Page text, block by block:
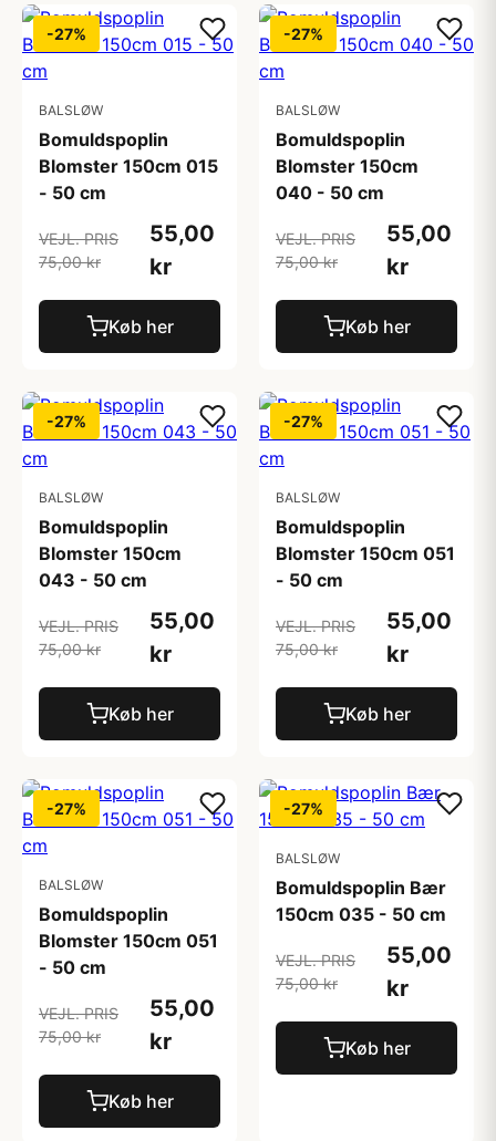
-27%
BALSLØW
Bomuldspoplin
Blomster 150cm 015
- 50 cm
VEJL. PRIS
75,00 kr
55,00
kr
Køb her
-27%
BALSLØW
Bomuldspoplin
Blomster 150cm
040 - 50 cm
VEJL. PRIS
75,00 kr
55,00
kr
Køb her
-27%
BALSLØW
Bomuldspoplin
Blomster 150cm
043 - 50 cm
VEJL. PRIS
75,00 kr
55,00
kr
Køb her
-27%
BALSLØW
Bomuldspoplin
Blomster 150cm 051
- 50 cm
VEJL. PRIS
75,00 kr
55,00
kr
Køb her
-27%
BALSLØW
Bomuldspoplin
Blomster 150cm 051
- 50 cm
VEJL. PRIS
75,00 kr
55,00
kr
Køb her
-27%
BALSLØW
Bomuldspoplin Bær
150cm 035 - 50 cm
VEJL. PRIS
75,00 kr
55,00
kr
Køb her